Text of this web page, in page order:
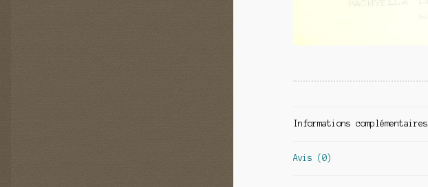
Informations complémentaires
Avis (0)